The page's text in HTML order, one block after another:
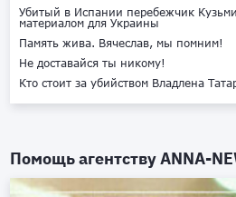
Убитый в Испании перебежчик
материалом для Украины
Память жива. Вячеслав, мы помним!
Не доставайся ты никому!
Кто стоит за убийством Владлена
Помощь агентствуANNA-